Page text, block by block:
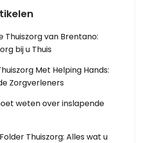
Thuiszorg van Brentano:
bij u Thuis
Met Helping Hands:
Zorgverleners
weten over inslapende
Thuiszorg: Alles wat u